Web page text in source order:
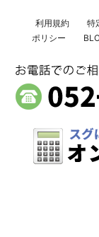
利用規約 特
ポリシー